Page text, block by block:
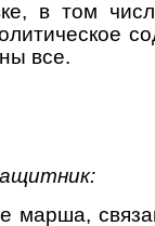
в том
все.
марша,